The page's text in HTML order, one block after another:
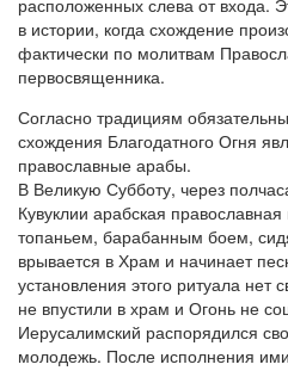
расположенных слева от входа.
в истории, когда схождение
фактически по молитвам
первосвященника.
Согласно традициям
схождения Благодатного Огня
православные арабы.
В Великую Субботу, через
Кувуклии арабская
топаньем, барабанным боем,
врывается в Храм и начинает
установления этого ритуала нет
не впустили в храм и Огонь не
Иерусалимский распорядился
молодежь. После исполнения